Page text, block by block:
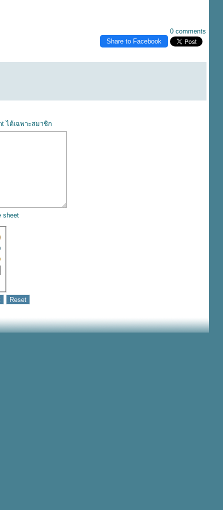
0 comments
Share to Facebook
ได้เฉพาะสมาชิก
sheet